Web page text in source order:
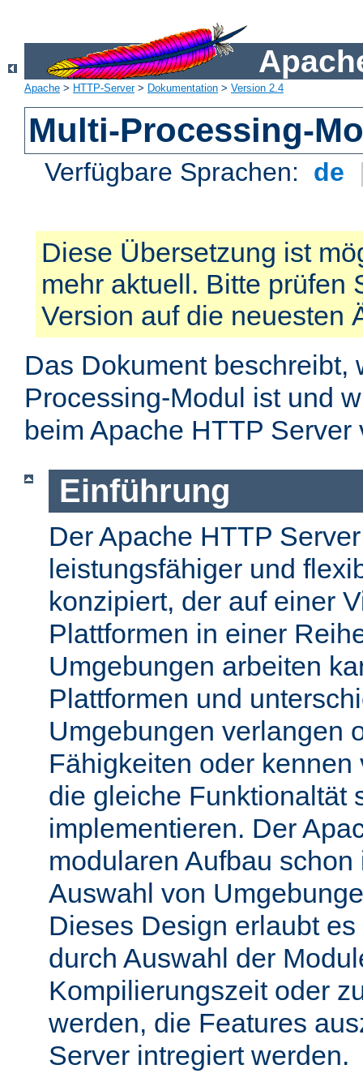
Apache > HTTP-Server> Dokumentation > Version 2.4
Multi-Processing-
Verfügbare Sprachen: de
Diese Übersetzung ist
mehr aktuell. Bitte prüfen
Version auf die neuesten
Das Dokument beschreibt,
Processing-Modul ist und
beim Apache HTTP
Einführung
Der Apache HTTP
leistungsfähiger und
konzipiert, der auf einer
Plattformen in einer
Umgebungen arbeiten
Plattformen und
Umgebungen verlangen
Fähigkeiten oder
die gleiche Funktionaltät
implementieren. Der
modularen Aufbau
Auswahl von
Dieses Design erlaubt
durch Auswahl der
Kompilierungszeit oder
werden, die Features
Server intregiert werden.